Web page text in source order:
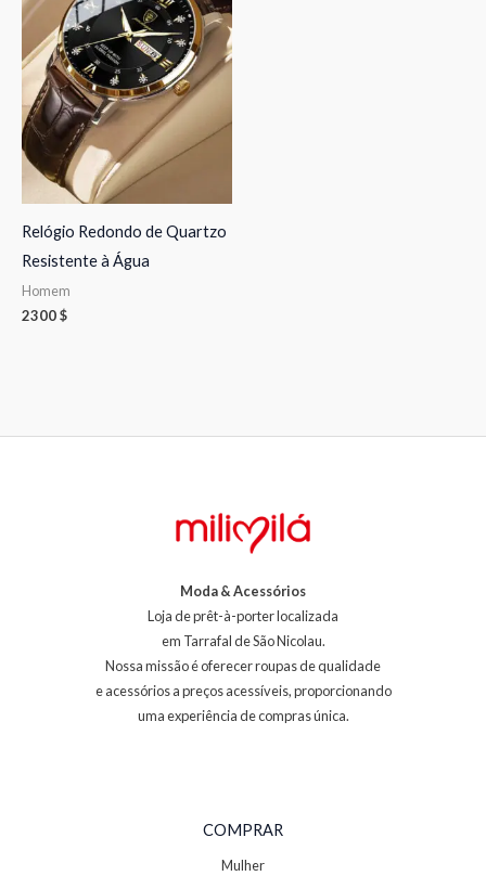
Relógio Redondo de Quartzo
Resistente à Água
Homem
2300$
Moda & Acessórios
Loja de prêt-à-porter localizada
em Tarrafal de São Nicolau.
Nossa missão é oferecer roupas de qualidade
e acessórios a preços acessíveis, proporcionando
uma experiência de compras única.
COMPRAR
Mulher